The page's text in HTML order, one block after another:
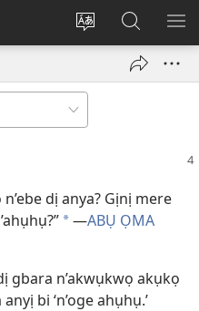
Gbanwee
Banye
(ga-
ebe
gụọ
ya)
Chọọ
Ihe
na
dị anya? Gịnị mere
*—ABỤ ỌMA
gbara n’akwụkwọ akụkọ
bi ‘n’oge ahụhụ.’